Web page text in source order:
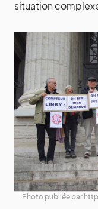
situation
Photo publiée par